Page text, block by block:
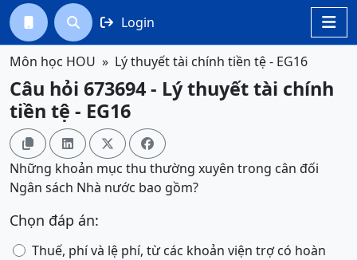

  Login
Môn học HOU Lý thuyết tài chính tiền tệ - EG16
Câu hỏi 673694 - Lý thuyết tài chính
tiền tệ - EG16
   
Những khoản mục thu thường xuyên trong cân đối
Ngân sách Nhà nước bao gồm?
Chọn đáp án:
Thuế, phí và lệ phí, từ các khoản viện trợ có hoàn